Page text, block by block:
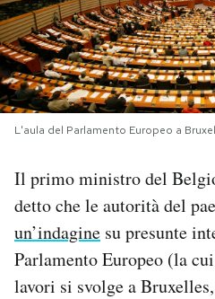
NEWSLETTER
I MIEI PREFERITI
CALENDARIO
AREA PERSONALE
L'aula del Parlamento Europeo a
Il primo ministro del
detto che le autorità del
un’indagine su presunte
Parlamento Europeo (la
lavori si svolge a